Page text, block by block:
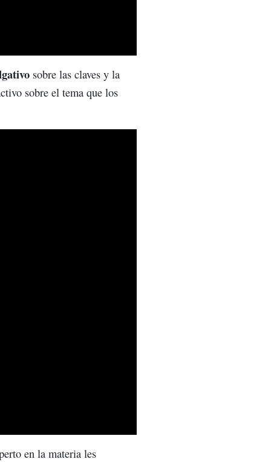
sobre las claves y la
sobre el tema que los
en la materia les